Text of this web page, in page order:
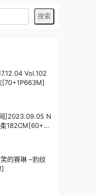
Vol.102
[70+1P663M]
]2023.09.05 N
182CM[60+1
的赛琳 –豹纹